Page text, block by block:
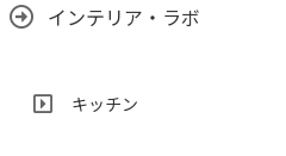
インテリア・ラボ
キッチン